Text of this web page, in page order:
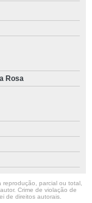
Rosa
parcial ou total,
Crime de violação de
de direitos autorais.